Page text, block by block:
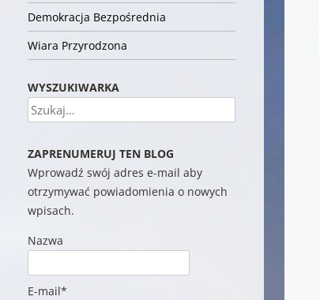
Demokracja Bezpośrednia
Wiara Przyrodzona
WYSZUKIWARKA
Szukaj
ZAPRENUMERUJ TEN BLOG
Wprowadź swój adres e-mail aby
otrzymywać powiadomienia o nowych
wpisach.
Nazwa
E-mail*